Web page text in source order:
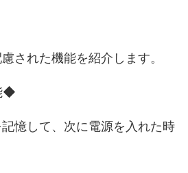
された機能を紹介します。
◆
憶して、次に電源を入れた時